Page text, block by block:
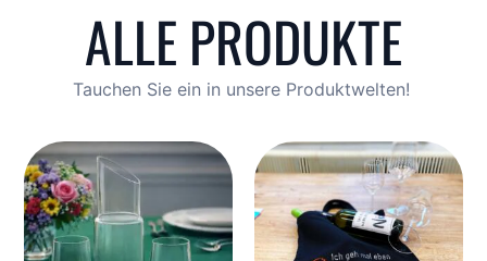
ALLE PRODUKTE
Tauchen Sie ein in unsere Produktwelten!